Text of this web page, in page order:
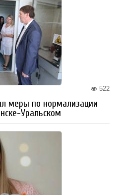
522
меры по нормализации
Уральском